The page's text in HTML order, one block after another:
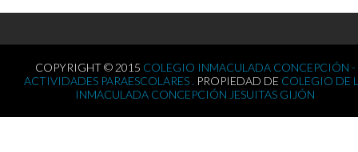
COPYRIGHT © 2015 COLEGIO INMACULADA CONCEPCIÓN -
ACTIVIDADES PARAESCOLARES . PROPIEDAD DE COLEGIO DE
INMACULADA CONCEPCIÓN JESUITAS GIJÓN